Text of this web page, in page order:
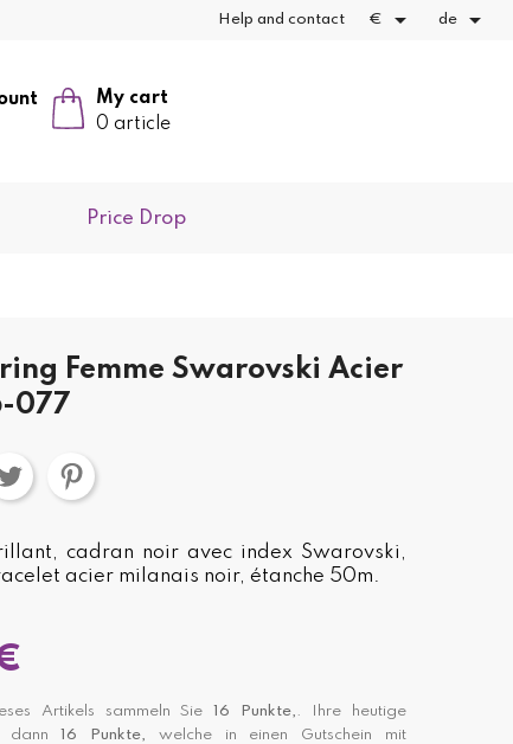
Help and contact €  de 
My cart
0 article
Price Drop
Femme Swarovski Acier
077
cadran noir avec index Swarovski,
acier milanais noir, étanche 50m.
Artikels sammeln Sie 16 Punkte, . Ihre heutige
dann16 Punkte, welche in einen Gutschein mit